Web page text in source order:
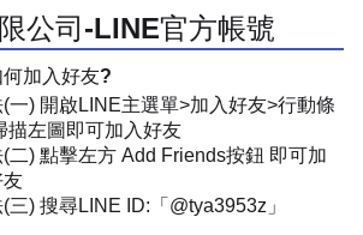
公司-LINE官方帳號
加入好友?
一) 開啟LINE主選單>加入好友>行動條
描左圖即可加入好友
二) 點擊左方 Add Friends按鈕 即可加
友
三) 搜尋LINE ID:「@tya3953z」